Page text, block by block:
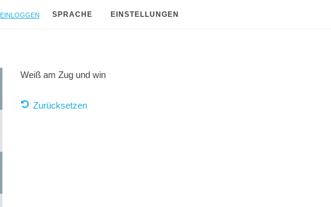
Einloggen SPRACHE EINSTELLUNGEN
Weiß am Zug und win
Zurücksetzen